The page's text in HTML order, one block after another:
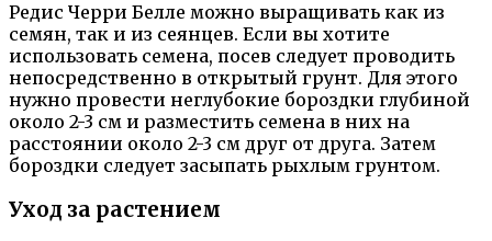
Редис Черри Белле можно выращивать как из
семян, так и из сеянцев. Если вы хотите
использовать семена, посев следует проводить
непосредственно в открытый грунт. Для этого
нужно провести неглубокие бороздки глубиной
около 2-3 см и разместить семена в них на
расстоянии около 2-3 см друг от друга. Затем
бороздки следует засыпать рыхлым грунтом.
Уход за растением